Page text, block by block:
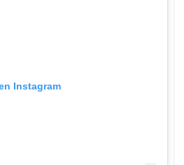
Instagram